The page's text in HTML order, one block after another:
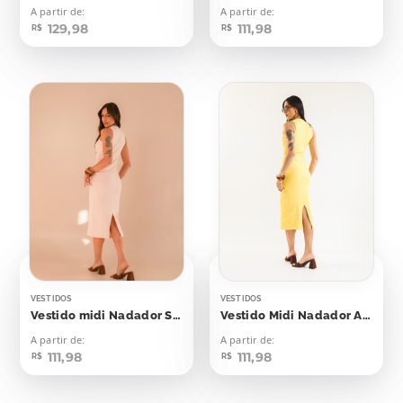
A partir de:
R$ 129,98
A partir de:
R$ 111,98
VESTIDOS
Vestido midi Nadador Soft Peach
A partir de:
R$ 111,98
VESTIDOS
Vestido Midi Nadador Amarelo Emoji
A partir de:
R$ 111,98